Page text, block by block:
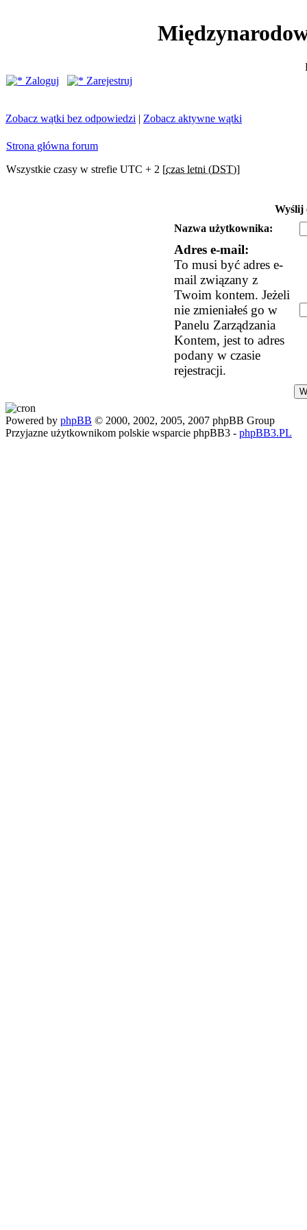
Zaloguj
Zarejestruj
Zobacz wątki bez odpowiedzi | Zobacz aktywne wątki
Strona główna forum
Wszystkie czasy w strefie UTC + 2 [czas letni (DST)]
Wyślij
Nazwa użytkownika:
Adres e-mail:
To musi być adres e-
mail związany z
Twoim kontem. Jeżeli
nie zmieniałeś go w
Panelu Zarządzania
Kontem, jest to adres
podany w czasie
rejestracji.
Powered by phpBB © 2000, 2002, 2005, 2007 phpBB Group
Przyjazne użytkownikom polskie wsparcie phpBB3 - phpBB3.PL